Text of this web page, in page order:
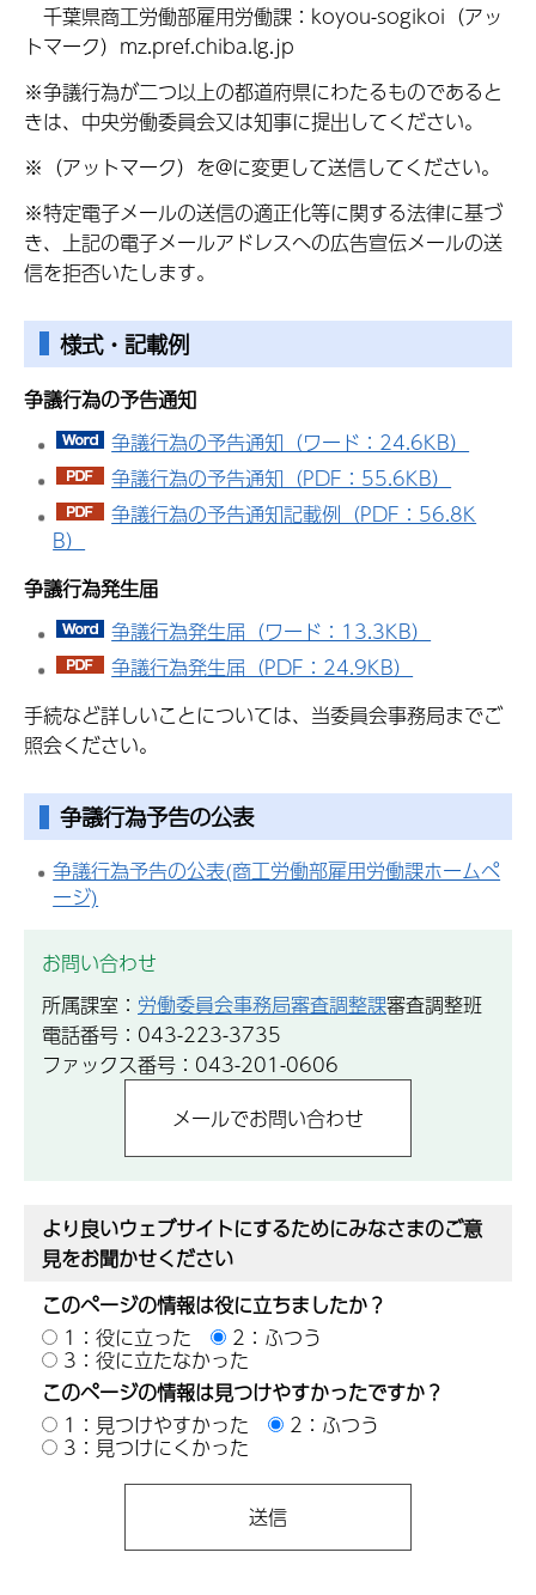
千葉県商工労働部雇用労働課：koyou-sogikoi（アッ
トマーク）mz.pref.chiba.lg.jp
※争議行為が二つ以上の都道府県にわたるものであると
きは、中央労働委員会又は知事に提出してください。
※（アットマーク）を@に変更して送信してください。
※特定電子メールの送信の適正化等に関する法律に基づ
き、上記の電子メールアドレスへの広告宣伝メールの送
信を拒否いたします。
様式・記載例
争議行為の予告通知
争議行為の予告通知（ワード：24.6KB）
争議行為の予告通知（PDF：55.6KB）
争議行為の予告通知記載例（PDF：56.8K
B）
争議行為発生届
争議行為発生届（ワード：13.3KB）
争議行為発生届（PDF：24.9KB）
手続など詳しいことについては、当委員会事務局までご
照会ください。
争議行為予告の公表
争議行為予告の公表(商工労働部雇用労働課ホームペ
ージ)
お問い合わせ
所属課室： 労働委員会事務局審査調整課審査調整班
電話番号：043-223-3735
ファックス番号：043-201-0606
より良いウェブサイトにするためにみなさまのご意
見をお聞かせください
このページの情報は役に立ちましたか？
1：役に立った
2：ふつう
3：役に立たなかった
このページの情報は見つけやすかったですか？
1：見つけやすかった
2：ふつう
3：見つけにくかった